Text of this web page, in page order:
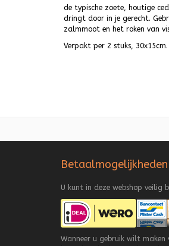
de typische zoete, houtige
dringt door in je gerecht.
zalmmoot en het roken van
Verpakt per 2 stuks, 30x15cm.
Betaalmogelijkheden
U kunt in deze webshop veilig
Wanneer u gebruik wilt